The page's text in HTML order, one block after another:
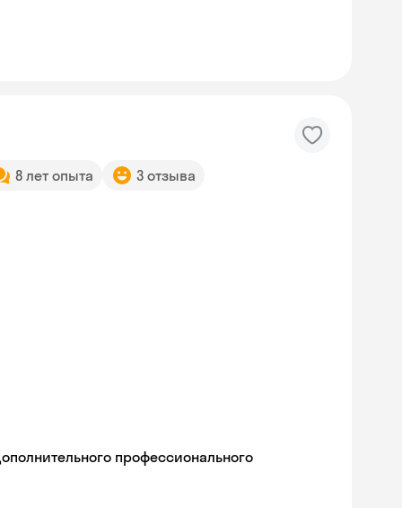
8 лет опыта 3 отзыва
профессионального